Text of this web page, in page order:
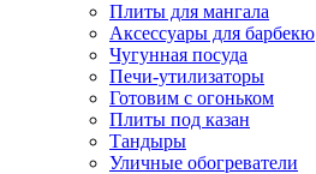
Плиты для мангала
Аксессуары для барбекю
Чугунная посуда
Печи-утилизаторы
Готовим с огоньком
Плиты под казан
Тандыры
Уличные обогреватели